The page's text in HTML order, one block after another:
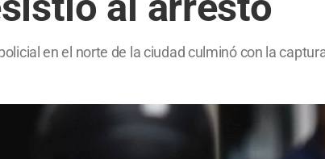
en el norte de la ciudad culminó con la